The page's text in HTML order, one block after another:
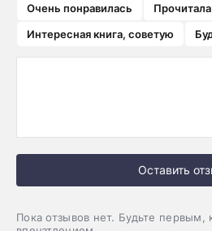
Очень понравилась
Интересная книга, советую
Оставить
Пока отзывов нет. Будьте первым,